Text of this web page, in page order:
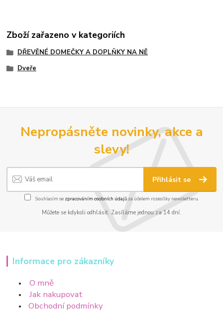
Zboží zařazeno v kategoriích
DŘEVĚNÉ DOMEČKY A DOPLŇKY NA NĚ
Dveře
Nepropásněte novinky, akce a
slevy!
Přihlásit se
Souhlasím se zpracováním osobních údajůza účelem rozesílky newsletteru.
Můžete se kdykoli odhlásit. Zasíláme jednou za 14 dní.
Informace pro zákazníky
O mně
Jak nakupovat
Obchodní podmínky